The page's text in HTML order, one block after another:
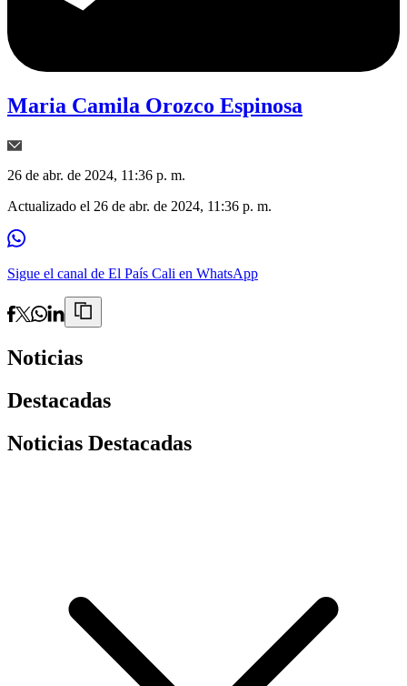
Maria Camila Orozco Espinosa
26 de abr. de 2024, 11:36 p. m.
Actualizado el 26 de abr. de 2024, 11:36 p. m.
Sigue el canal de El País Cali en WhatsApp
Noticias
Destacadas
Noticias Destacadas